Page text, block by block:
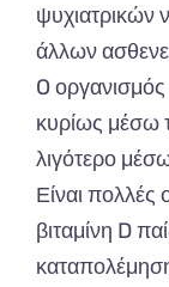
ψυχιατρικών
άλλων
O
κυρίως μέσω
λιγότερο
Είναι πολλές
βιταμίνη D